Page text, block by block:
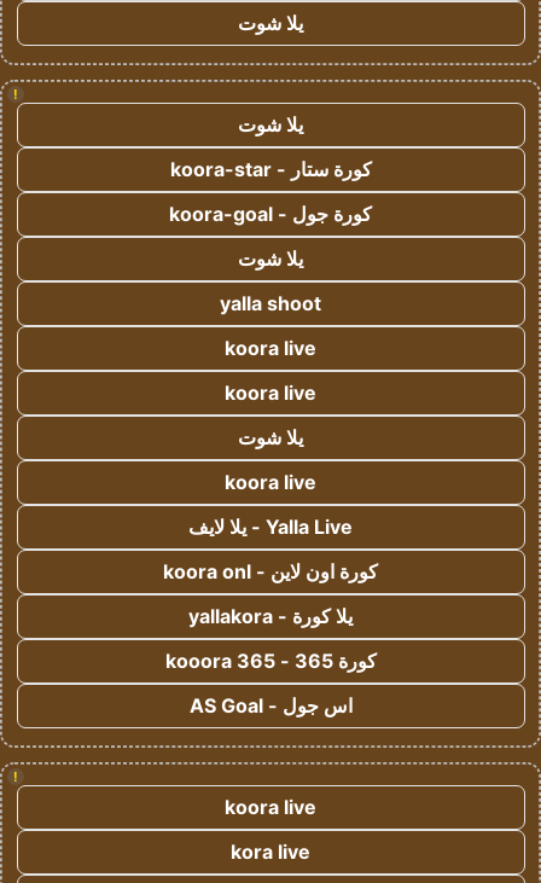
يلا شوت
!
يلا شوت
كورة ستار - koora-star
كورة جول - koora-goal
يلا شوت
yalla shoot
koora live
koora live
يلا شوت
koora live
Yalla Live - يلا لايف
كورة اون لاين - koora onl
يلا كورة - yallakora
كورة 365 - kooora 365
اس جول - AS Goal
!
koora live
kora live